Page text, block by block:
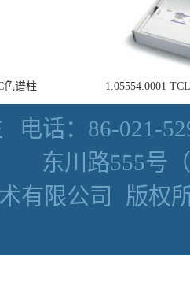
色谱柱 1.05554.0001
电话：86-021-
东川路555号
有限公司
版权